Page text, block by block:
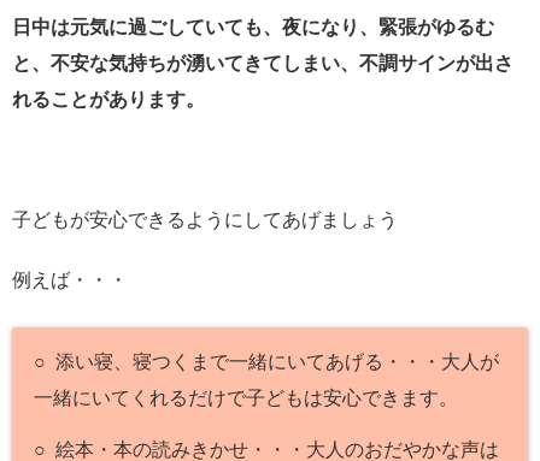
日中は元気に過ごしていても、夜になり、緊張がゆるむ
と、不安な気持ちが湧いてきてしまい、不調サインが出さ
れることがあります。
子どもが安心できるようにしてあげましょう
例えば・・・
○ 添い寝、寝つくまで一緒にいてあげる・・・大人が
一緒にいてくれるだけで子どもは安心できます。
○ 絵本・本の読みきかせ・・・大人のおだやかな声は